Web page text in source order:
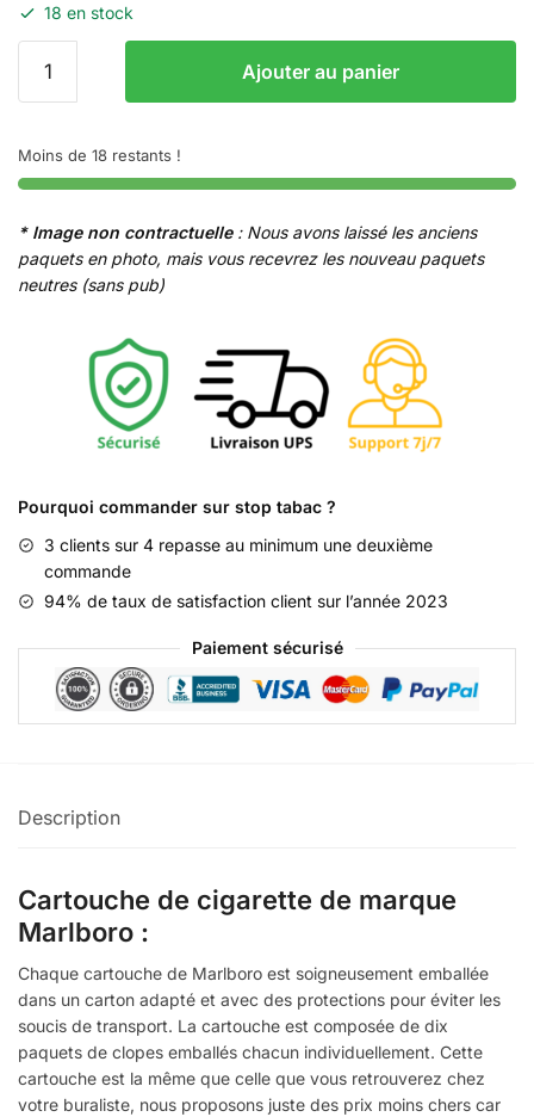
18 en stock
Cartouche
Ajouter au panier
Moins de 18 restants !
* Image non contractuelle: Nous avons laissé les anciens
paquets en photo, mais vous recevrez les nouveau paquets
neutres (sans pub)
Pourquoi commander sur stop tabac ?
3 clients sur 4 repasse au minimum une deuxième
commande
94% de taux de satisfaction client sur l’année 2023
Paiement sécurisé
Description
Cartouche de cigarette de marque
Marlboro :
Chaque cartouche de Marlboro est soigneusement emballée
dans un carton adapté et avec des protections pour éviter les
soucis de transport. La cartouche est composée de dix
paquets de clopes emballés chacun individuellement. Cette
cartouche est la même que celle que vous retrouverez chez
votre buraliste, nous proposons juste des prix moins chers car